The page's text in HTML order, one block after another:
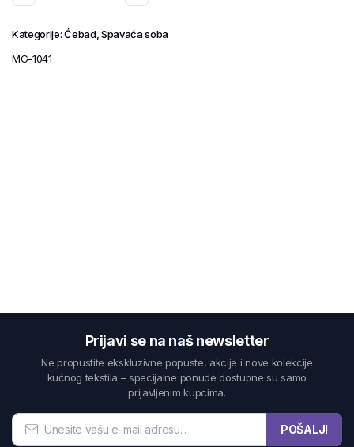
Kategorije:Ćebad, Spavaća soba
MG-1041
Prijavi se na naš newsletter
Ne propustite ekskluzivne popuste, akcije i nove kolekcije
kućnog tekstila – specijalne ponude dostupne su samo
prijavljenim kupcima.
POŠALJI